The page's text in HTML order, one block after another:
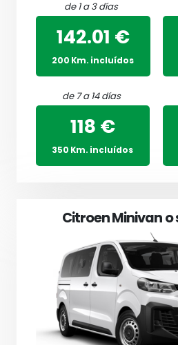
de 1 a 3 días
142.01 €
200 Km. incluídos
de 7 a 14 días
118 €
350 Km. incluídos
Citroen Minivan o